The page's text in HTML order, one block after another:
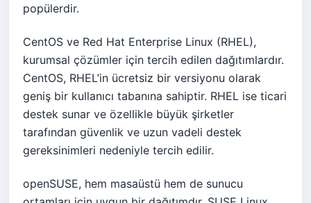
popülerdir.
CentOS ve Red Hat Enterprise Linux (RHEL),
kurumsal çözümler için tercih edilen dağıtımlardır.
CentOS, RHEL’in ücretsiz bir versiyonu olarak
geniş bir kullanıcı tabanına sahiptir. RHEL ise ticari
destek sunar ve özellikle büyük şirketler
tarafından güvenlik ve uzun vadeli destek
gereksinimleri nedeniyle tercih edilir.
openSUSE, hem masaüstü hem de sunucu